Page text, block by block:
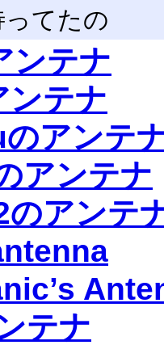
てたの
ンテナ
テナ
アンテ
アンテナ
アンテ
テナ